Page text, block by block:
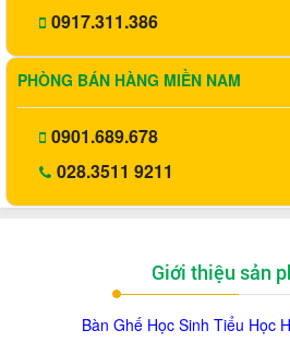
0917.311.386
PHÒNG BÁN HÀNG MIỀN NAM
0901.689.678
028.3511 9211
Giới thiệu sản
Bàn Ghế Học Sinh Tiểu Học